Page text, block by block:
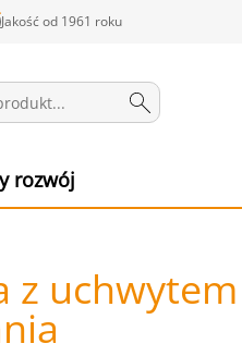
Jakość od 1961 roku
rozwój
z